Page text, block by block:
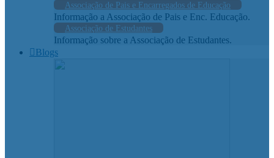
Associação de Pais e Encarregados de Educação
Informação a Associação de Pais e Enc. Educação.
Associação de Estudantes
Informação sobre a Associação de Estudantes.
Blogs